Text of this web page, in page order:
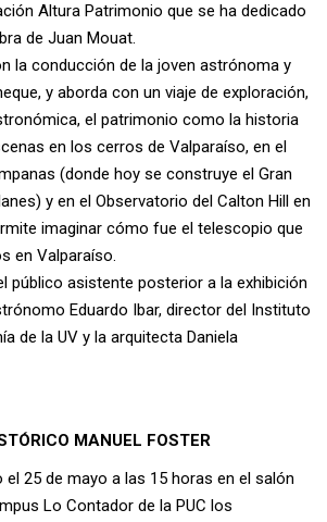
Altura Patrimonio que se ha dedicado
de Juan Mouat.
la conducción de la joven astrónoma y
y aborda con un viaje de exploración,
el patrimonio como la historia
en los cerros de Valparaíso, en el
(donde hoy se construye el Gran
y en el Observatorio del Calton Hill en
imaginar cómo fue el telescopio que
en Valparaíso.
público asistente posterior a la exhibición
Eduardo Ibar, director del Instituto
de la UV y la arquitecta Daniela
MANUEL FOSTER
el 25 de mayo a las 15 horas en el salón
Lo Contador de la PUC los